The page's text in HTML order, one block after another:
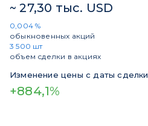
~ 27,30 тыс. USD
0,004 %
обыкновенных акций
3 500 шт
объем сделки в акциях
Изменение цены с даты сделки
+884,1%